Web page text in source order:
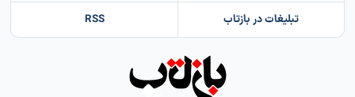
تبلیغات در بازتاب RSS